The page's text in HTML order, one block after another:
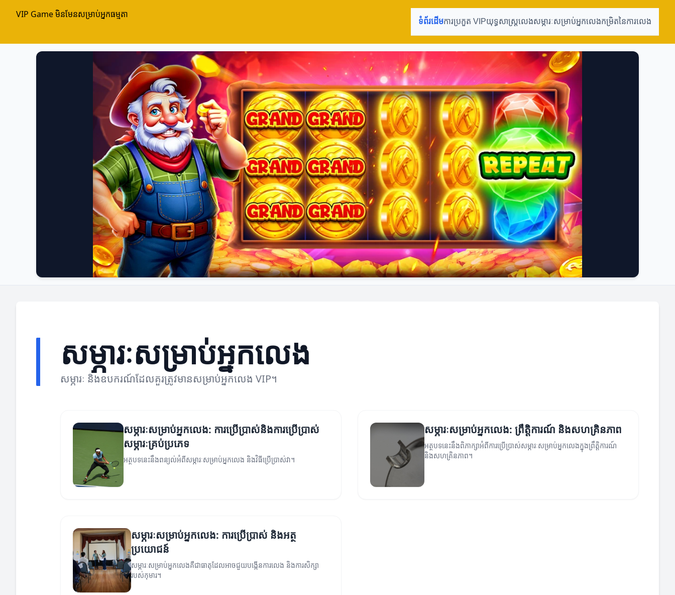
VIP Game មិនមែនសម្រាប់អ្នកធម្មតា
ទំព័រដើមការប្រកួត VIPយុទ្ធសាស្ត្រលេងសម្ភារៈសម្រាប់អ្នកលេងកម្រិតនៃការលេង
សម្ភារៈសម្រាប់អ្នកលេង
សម្ភារៈ និងឧបករណ៍ដែលគួរត្រូវមានសម្រាប់អ្នកលេង VIP។
សម្ភារៈសម្រាប់អ្នកលេង: ការប្រើប្រាស់និងការប្រើប្រាស់
សម្ភារៈគ្រប់ប្រភេទ
អត្ថបទនេះនឹងពន្យល់អំពីសម្ភារៈសម្រាប់អ្នកលេង និងវិធីប្រើប្រាស់វា។
សម្ភារៈសម្រាប់អ្នកលេង: ព្រឹត្តិការណ៍ និងសហគ្រិនភាព
អត្ថបទនេះនឹងពិភាក្សាអំពីការប្រើប្រាស់សម្ភារៈសម្រាប់អ្នកលេងក្នុងព្រឹត្តិការណ៍
និងសហគ្រិនភាព។
សម្ភារៈសម្រាប់អ្នកលេង: ការប្រើប្រាស់ និងអត្ថ
ប្រយោជន៍
សម្ភារៈសម្រាប់អ្នកលេងគឺជាធាតុដែលអាចជួយបង្កើនការលេង និងការសិក្សា
របស់កុមារ។